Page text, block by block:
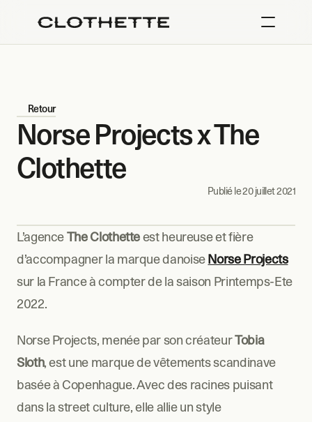
Retour
Norse Projects x The
Clothette
Publié le 20 juillet 2021
L’agence The Clothette est heureuse et fière
d’accompagner la marque danoise Norse Projects
sur la France à compter de la saison Printemps-Ete
2022.
Norse Projects, menée par son créateur Tobia
Sloth, est une marque de vêtements scandinave
basée à Copenhague. Avec des racines puisant
dans la street culture, elle allie un style